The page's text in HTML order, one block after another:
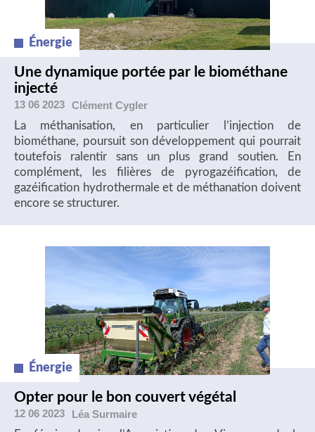
Énergie
Une dynamique portée par le biométhane
injecté
13 06 2023 Clément Cygler
La méthanisation, en particulier l’injection de
biométhane, poursuit son développement qui pourrait
toutefois ralentir sans un plus grand soutien. En
complément, les filières de pyrogazéification, de
gazéification hydrothermale et de méthanation doivent
encore se structurer.
Énergie
Opter pour le bon couvert végétal
12 06 2023 Léa Surmaire